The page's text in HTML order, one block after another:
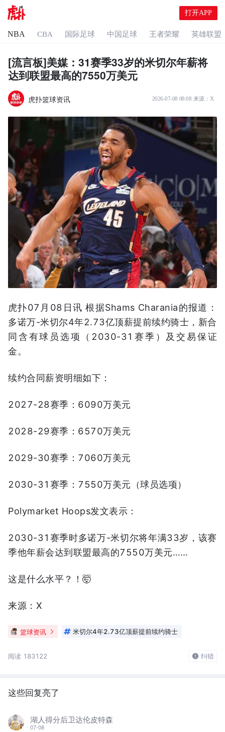
打开APP
NBA CBA 国际足球 中国足球 王者荣耀 英雄联盟
[流言板]美媒：31赛季33岁的米切尔年薪将
达到联盟最高的7550万美元
虎扑篮球资讯 2026-07-08 08:08 来源： X
虎扑07月08日讯 根据Shams Charania的报道：
多诺万-米切尔4年2.73亿顶薪提前续约骑士，新合
同含有球员选项（2030-31赛季）及交易保证
金。
续约合同薪资明细如下：
2027-28赛季：6090万美元
2028-29赛季：6570万美元
2029-30赛季：7060万美元
2030-31赛季：7550万美元（球员选项）
Polymarket Hoops发文表示：
2030-31赛季时多诺万-米切尔将年满33岁，该赛
季他年薪会达到联盟最高的7550万美元……
这是什么水平？！🤯
来源：X
篮球资讯 米切尔4年2.73亿顶薪提前续约骑士
阅读 183122 纠错
这些回复亮了
湖人得分后卫达伦皮特森
07-08